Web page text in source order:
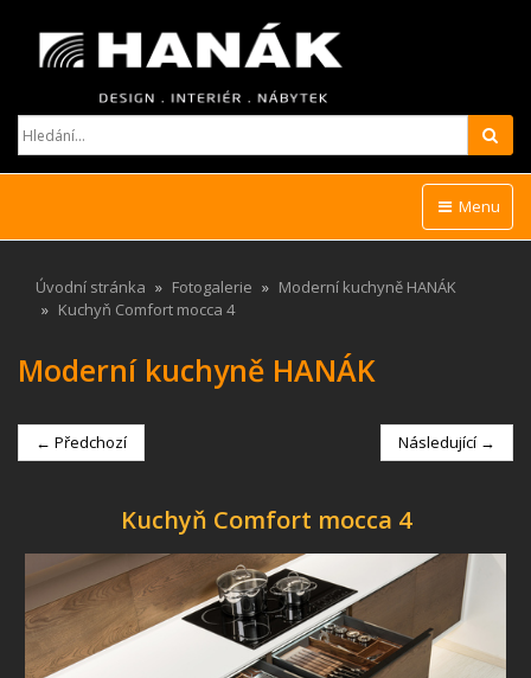
Menu
Úvodní stránka Fotogalerie
Moderní kuchyně HANÁK
Kuchyň Comfort mocca 4
Moderní kuchyně HANÁK
← Předchozí Následující →
Kuchyň Comfort mocca 4